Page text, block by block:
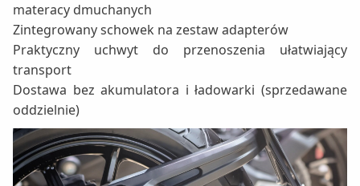
materacy dmuchanych
Zintegrowany schowek na zestaw adapterów
Praktyczny uchwyt do przenoszenia ułatwiający
transport
Dostawa bez akumulatora i ładowarki (sprzedawane
oddzielnie)